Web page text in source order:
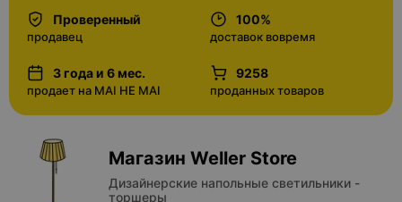
Проверенный
продавец
100%
доставок вовремя
3 года и 6 мес.
продает на MAI HE MAI
9258
проданных товаров
Магазин Weller Store
Дизайнерские напольные светильники -
торшеры